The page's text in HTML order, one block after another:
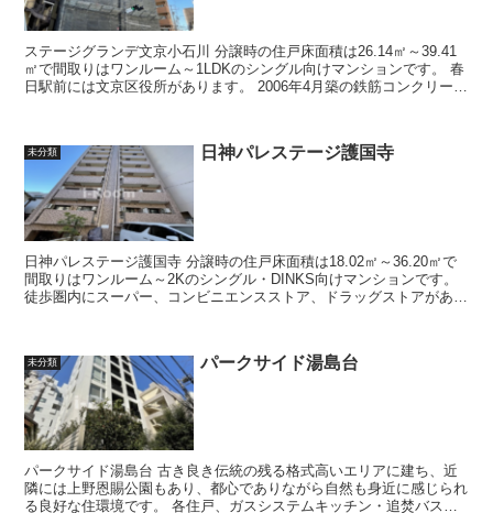
ステージグランデ文京小石川 分譲時の住戸床面積は26.14㎡～39.41
㎡で間取りはワンルーム～1LDKのシングル向けマンションです。 春
日駅前には文京区役所があります。 2006年4月築の鉄筋コンクリート
未分類 日神パレステージ護国寺
日神パレステージ護国寺 分譲時の住戸床面積は18.02㎡～36.20㎡で
間取りはワンルーム～2Kのシングル・DINKS向けマンションです。
徒歩圏内にスーパー、コンビニエンスストア、ドラッグストアがあり
未分類 パークサイド湯島台
パークサイド湯島台 古き良き伝統の残る格式高いエリアに建ち、近
隣には上野恩賜公園もあり、都心でありながら自然も身近に感じられ
る良好な住環境です。 各住戸、ガスシステムキッチン・追焚バス・